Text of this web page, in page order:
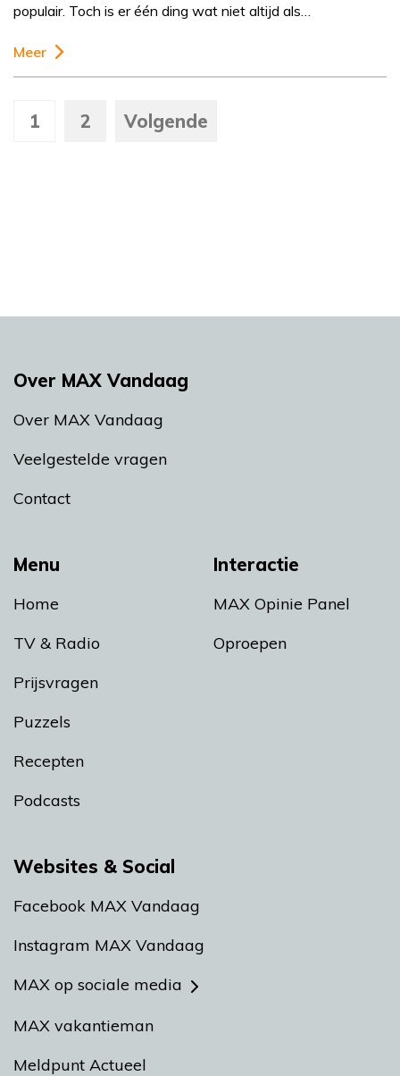
populair. Toch is er één ding wat niet altijd als…
Meer
1 2 Volgende
Menu
Home
TV & Radio
Prijsvragen
Puzzels
Recepten
Podcasts
Interactie
MAX Opinie Panel
Oproepen
Over MAX Vandaag
Over MAX Vandaag
Veelgestelde vragen
Contact
Websites & Social
Facebook MAX Vandaag
Instagram MAX Vandaag
MAX op sociale media
MAX vakantieman
Meldpunt Actueel